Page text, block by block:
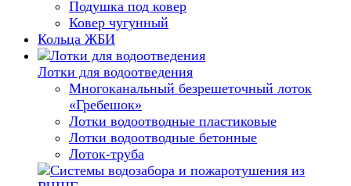
Подушка под ковер
Ковер чугунный
Кольца ЖБИ
Лотки для водоотведения
Многоканальный безрешеточный лоток
«Гребешок»
Лотки водоотводные пластиковые
Лотки водоотводные бетонные
Лоток-труба